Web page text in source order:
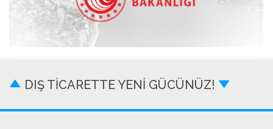
DIŞ TİCARETTE YENİ GÜCÜNÜZ!